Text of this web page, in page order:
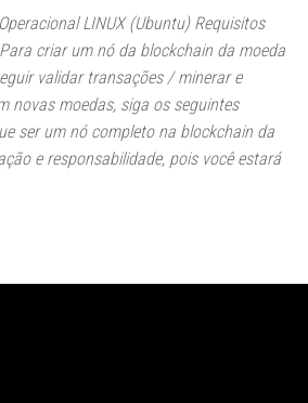
LINUX (Ubuntu) Requisitos
criar um nó da blockchain da moeda
validar transações / minerar e
novas moedas, siga os seguintes
ser um nó completo na blockchain da
e responsabilidade, pois você estará